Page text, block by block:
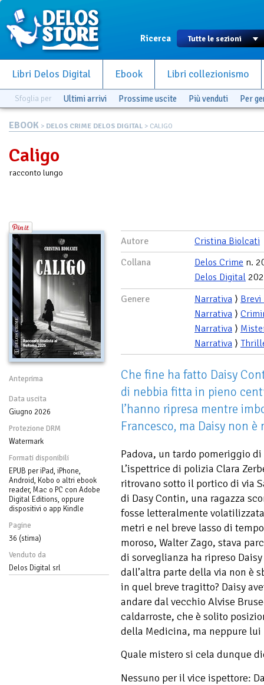
Ricerca
Libri Delos Digital Ebook Libri collezionismo
Sfoglia per Ultimi arrivi Prossime uscite Più venduti Per
EBOOK > DELOS CRIME DELOS DIGITAL > CALIGO
Caligo
racconto lungo
Anteprima
Data uscita
Giugno 2026
Protezione DRM
Watermark
Formati disponibili
EPUB per iPad, iPhone,
Android, Kobo o altri ebook
reader, Mac o PC con Adobe
Digital Editions, oppure
dispositivi o app Kindle
Pagine
36 (stima)
Venduto da
Delos Digital srl
Autore
Cristina Biolcati
Collana
Delos Crime n.
Delos Digital
Genere
Narrativa ⟩ Brevi
Narrativa ⟩
Narrativa ⟩
Narrativa ⟩
Che fine ha fatto Daisy
di nebbia fitta in pieno
l’hanno ripresa mentre
Francesco, ma Daisy non
Padova, un tardo pomeriggio
L’ispettrice di polizia Clara
ritrovano sotto il portico di via
di Dasy Contin, una ragazza
fosse letteralmente
metri e nel breve lasso di
moroso, Walter Zago, stava
di sorveglianza ha ripreso
dall’altra parte della via non è
in quel breve tragitto? Daisy
andare dal vecchio Alvise
caldarroste, che è solito
della Medicina, ma neppure lui
Quale mistero si cela dunque
Nessuno per il vice ispettore: